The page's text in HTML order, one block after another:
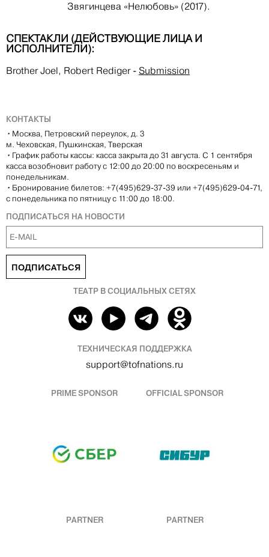
Звягинцева «Нелюбовь» (2017).
СПЕКТАКЛИ (ДЕЙСТВУЮЩИЕ ЛИЦА И
ИСПОЛНИТЕЛИ):
Brother Joel, Robert Rediger- Submission
КОНТАКТЫ
• Москва, Петровский переулок, д. 3
м. Чеховская, Пушкинская, Тверская
• График работы кассы: касса закрыта до 31 августа. С 1 сентября
касса возобновит работу с 12:00 до 20:00 по воскресеньям и
понедельникам.
• Бронирование билетов: +7(495)629-37-39 или +7(495)629-04-71,
с понедельника по пятницу с 11:00 до 18:00.
ПОДПИСАТЬСЯ НА НОВОСТИ
ПОДПИСАТЬСЯ
ТЕАТР В СОЦИАЛЬНЫХ СЕТЯХ
ТЕХНИЧЕСКАЯ ПОДДЕРЖКА
support@tofnations.ru
PRIME SPONSOR OFFICIAL SPONSOR
PARTNER PARTNER